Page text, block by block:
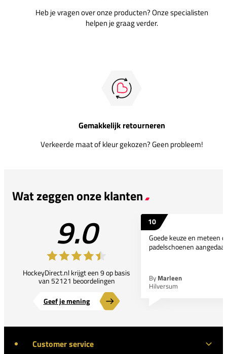
Heb je vragen over onze producten? Onze specialisten
helpen je graag verder.
Gemakkelijk retourneren
Verkeerde maat of kleur gekozen? Geen probleem!
Wat zeggen onze klanten
9.0
HockeyDirect.nl krijgt een 9 op basis
van 52121 beoordelingen
Geef je mening
10
Goede keuze en meteen
padelschoenen
By Marleen
Hilversum
Customer service